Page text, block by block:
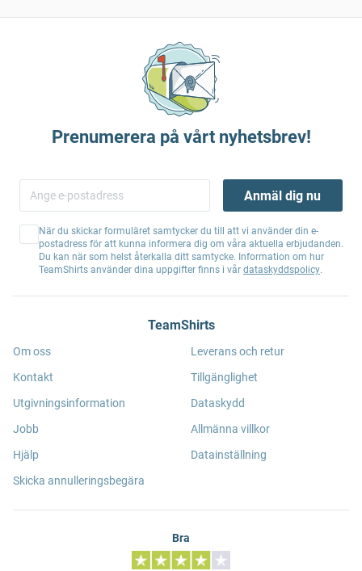
Prenumerera på vårt nyhetsbrev!
Anmäl dig nu
När du skickar formuläret samtycker du till att vi använder din e-
postadress för att kunna informera dig om våra aktuella erbjudanden.
Du kan när som helst återkalla ditt samtycke. Information om hur
TeamShirts använder dina uppgifter finns i vår dataskyddspolicy.
TeamShirts
Om oss
Kontakt
Utgivningsinformation
Jobb
Hjälp
Skicka annulleringsbegära
Leverans och retur
Tillgänglighet
Dataskydd
Allmänna villkor
Datainställning
Bra